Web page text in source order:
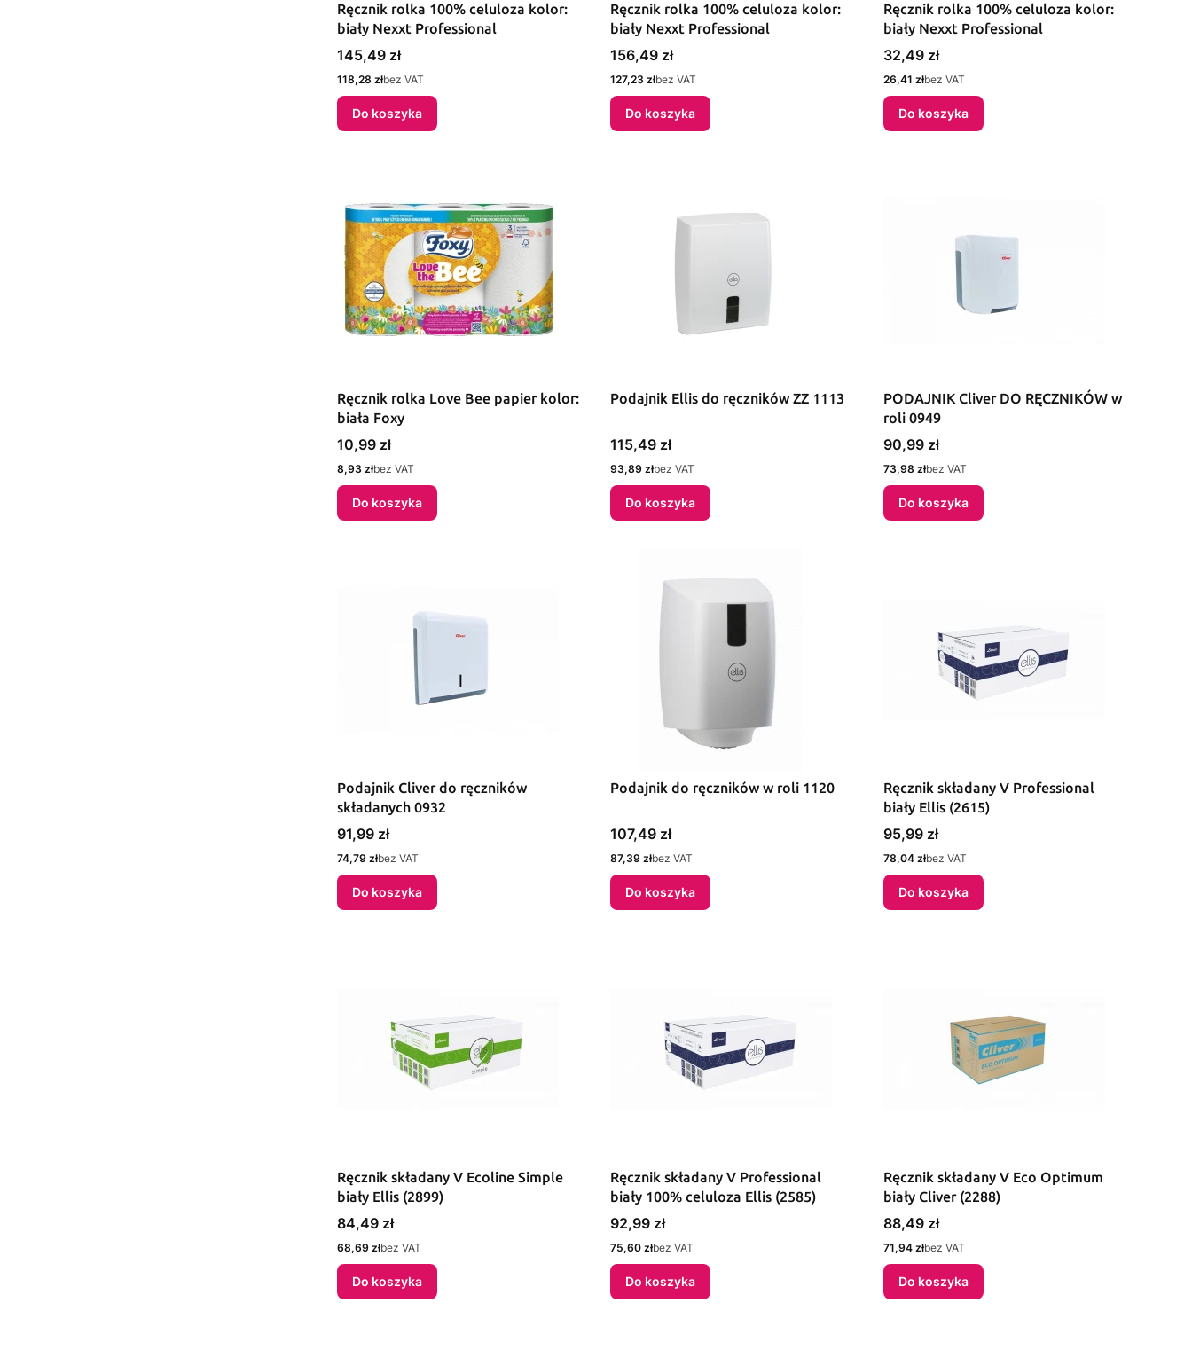
Ręcznik rolka 100% celuloza kolor:
biały Nexxt Professional
Cena
145,49 zł
Cena
118,28 złbez VAT
Do koszyka
Ręcznik rolka 100% celuloza kolor:
biały Nexxt Professional
Cena
156,49 zł
Cena
127,23 złbez VAT
Do koszyka
Ręcznik rolka 100% celuloza kolor:
biały Nexxt Professional
Cena
32,49 zł
Cena
26,41 złbez VAT
Do koszyka
Ręcznik rolka Love Bee papier kolor:
biała Foxy
Cena
10,99 zł
Cena
8,93 złbez VAT
Do koszyka
Podajnik Ellis do ręczników ZZ 1113
Cena
115,49 zł
Cena
93,89 złbez VAT
Do koszyka
PODAJNIK Cliver DO RĘCZNIKÓW w
roli 0949
Cena
90,99 zł
Cena
73,98 złbez VAT
Do koszyka
Podajnik Cliver do ręczników
składanych 0932
Cena
91,99 zł
Cena
74,79 złbez VAT
Do koszyka
Podajnik do ręczników w roli 1120
Cena
107,49 zł
Cena
87,39 złbez VAT
Do koszyka
Ręcznik składany V Professional
biały Ellis (2615)
Cena
95,99 zł
Cena
78,04 złbez VAT
Do koszyka
Ręcznik składany V Ecoline Simple
biały Ellis (2899)
Cena
84,49 zł
Cena
68,69 złbez VAT
Do koszyka
Ręcznik składany V Professional
biały 100% celuloza Ellis (2585)
Cena
92,99 zł
Cena
75,60 złbez VAT
Do koszyka
Ręcznik składany V Eco Optimum
biały Cliver (2288)
Cena
88,49 zł
Cena
71,94 złbez VAT
Do koszyka